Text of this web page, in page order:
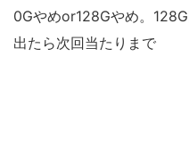
0Gやめor128Gやめ。
出たら次回当たりまで